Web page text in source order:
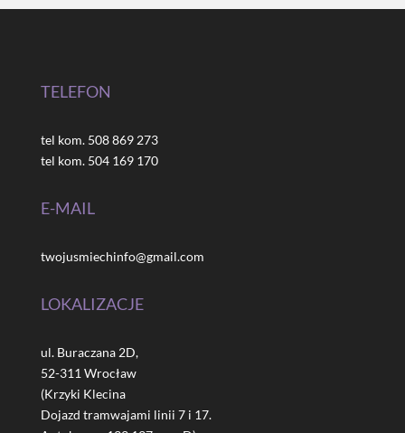
TELEFON
tel kom. 508 869 273
tel kom. 504 169 170
E-MAIL
twojusmiechinfo@gmail.com
LOKALIZACJE
ul. Buraczana 2D,
52-311 Wrocław
(Krzyki Klecina
Dojazd tramwajami linii 7 i 17.